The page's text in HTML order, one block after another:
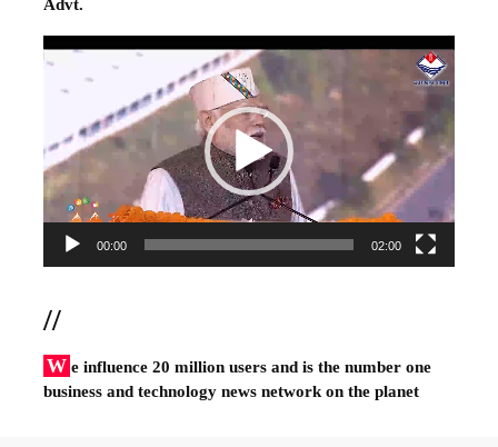
Advt.
Video
00:00 02:00
//
W e influence 20 million users and is the number one
business and technology news network on the planet